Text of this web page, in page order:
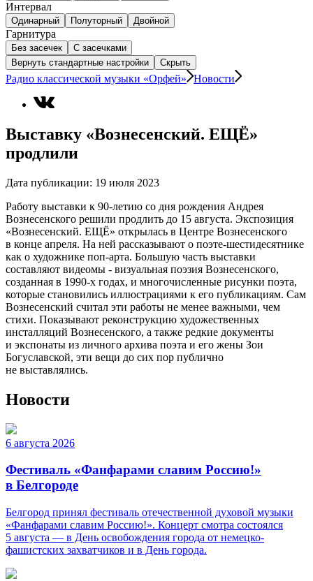
Интервал
Одинарный Полуторный Двойной
Гарнитура
Без засечек
С засечками
Вернуть стандартные настройки
Скрыть
Радио классической музыки «Орфей» Новости
Выставку «Вознесенский. ЕЩЁ»
продлили
Дата публикации: 19 июля 2023
Работу выставки к 90-летию со дня рождения Андрея
Вознесенского решили продлить до 15 августа. Экспозиция
«Вознесенский. ЕЩЁ» открылась в Центре Вознесенского
в конце апреля. На ней рассказывают о поэте-шестидесятнике
как о художнике поп-арта. Большую часть выставки
составляют видеомы - визуальная поэзия Вознесенского,
созданная в 1990-х годах, и многочисленные рисунки поэта,
которые становились иллюстрациями к его публикациям. Сам
Вознесенский считал эти работы не менее важными, чем
стихи. Показывают реконструкцию художественных
инсталляций Вознесенского, а также редкие документы
и экспонаты из личного архива поэта и его жены Зои
Богуславской, эти вещи до сих пор публично
не выставлялись.
Новости
6 августа 2026
Фестиваль «Фанфарами славим Россию!»
в Белгороде
Белгород принял фестиваль отечественной духовой музыки
«Фанфарами славим Россию!». Концерт смотра состоялся
5 августа — в День освобождения города от немецко-
фашистских захватчиков и в День города.